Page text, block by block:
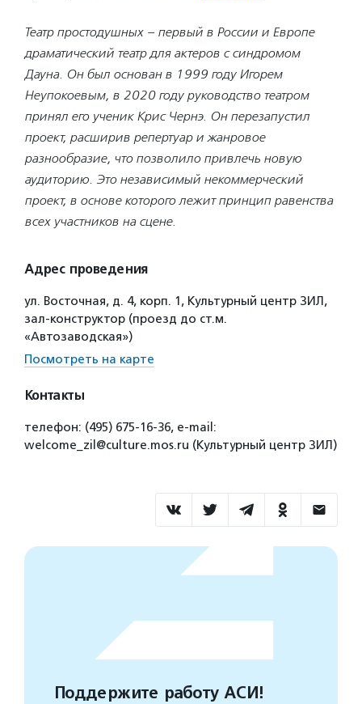
Театр простодушных – первый в России и Европе
драматический театр для актеров с синдромом
Дауна. Он был основан в 1999 году Игорем
Неупокоевым, в 2020 году руководство театром
принял его ученик Крис Чернэ. Он перезапустил
проект, расширив репертуар и жанровое
разнообразие, что позволило привлечь новую
аудиторию. Это независимый некоммерческий
проект, в основе которого лежит принцип равенства
всех участников на сцене.
Адрес проведения
ул. Восточная, д. 4, корп. 1, Культурный центр ЗИЛ,
зал-конструктор (проезд до ст.м.
«Автозаводская»)
Посмотреть на карте
Контакты
телефон: (495) 675-16-36, e-mail:
welcome_zil@culture.mos.ru (Культурный центр ЗИЛ)
Поддержите работу АСИ!